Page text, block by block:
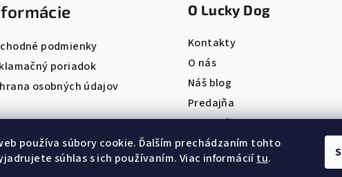
používa súbory cookie. Ďalším prechádzaním tohto
súhlas s ich používaním. Viac informáciítu.
podmienky
poriadok
osobných údajov
O Lucky Dog
Kontakty
O nás
Náš blog
Predajňa
Pet salón
ONLINE REZERVÁCIA